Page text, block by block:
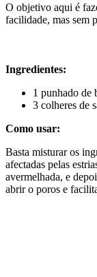
O objetivo aqui é
facilidade, mas sem
Ingredientes:
1 punhado de
3 colheres de
Como usar:
Basta misturar os
afectadas pelas
avermelhada, e
abrir o poros e